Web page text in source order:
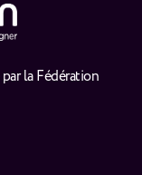
la Fédération